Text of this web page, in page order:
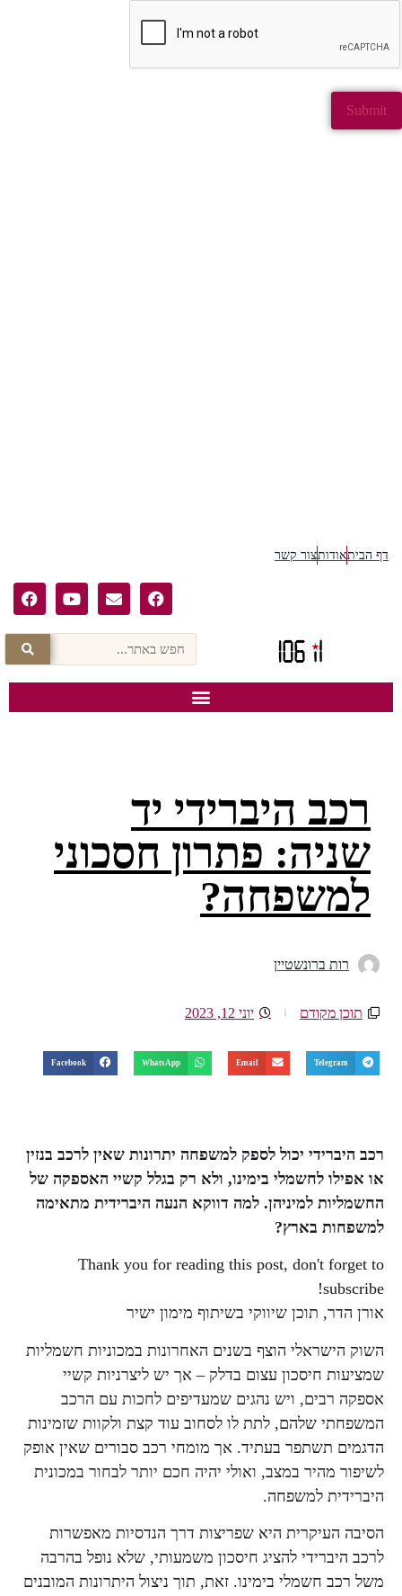
דף הביתאודותצור קשר
רכב היברידי יד
שניה: פתרון חסכוני
למשפחה?
רות ברונשטיין
תוכן מקודם יוני 12, 2023
Telegram
Email
WhatsApp
Facebook
רכב היברידי יכול לספק למשפחה יתרונות שאין לרכב בנזין
או אפילו לחשמלי בימינו, ולא רק בגלל קשיי האספקה של
החשמליות למיניהן. למה דווקא הנעה היברידית מתאימה
למשפחות בארץ?
Thank you for reading this post, don't forget to
subscribe!
אורן הדר, תוכן שיווקי בשיתוף מימון ישיר
השוק הישראלי הוצף בשנים האחרונות במכוניות חשמליות
שמציעות חיסכון עצום בדלק – אך יש ליצרניות קשיי
אספקה רבים, ויש נהגים שמעדיפים לחכות עם הרכב
המשפחתי שלהם, לתת לו לסחוב עוד קצת ולקוות שזמינות
הדגמים תשתפר בעתיד. אך מומחי רכב סבורים שאין אופק
לשיפור מהיר במצב, ואולי יהיה חכם יותר לבחור במכונית
היברידית למשפחה.
הסיבה העיקרית היא שפריצות דרך הנדסיות מאפשרות
לרכב היברידי להציג חיסכון משמעותי, שלא נופל בהרבה
משל רכב חשמלי בימינו. זאת, תוך ניצול היתרונות המובנים